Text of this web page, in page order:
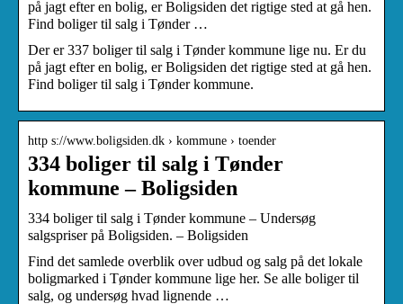
på jagt efter en bolig, er Boligsiden det rigtige sted at gå hen.
Find boliger til salg i Tønder …
Der er 337 boliger til salg i Tønder kommune lige nu. Er du
på jagt efter en bolig, er Boligsiden det rigtige sted at gå hen.
Find boliger til salg i Tønder kommune.
http s://www.boligsiden.dk › kommune › toender
334 boliger til salg i Tønder
kommune – Boligsiden
334 boliger til salg i Tønder kommune – Undersøg
salgspriser på Boligsiden. – Boligsiden
Find det samlede overblik over udbud og salg på det lokale
boligmarked i Tønder kommune lige her. Se alle boliger til
salg, og undersøg hvad lignende …